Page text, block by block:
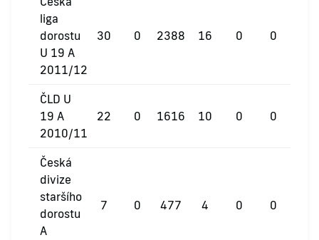
liga
dorostu
U 19 A
2011/12
30 0 2388 16 0 0
ČLD U
19 A
2010/11
22 0 1616 10 0 0
Česká
divize
staršího
dorostu
A
7 0 477 4 0 0